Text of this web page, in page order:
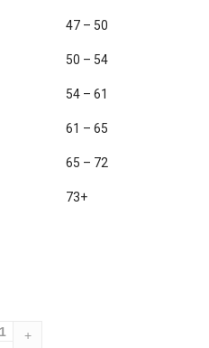
47 – 50
50 – 54
54 – 61
61 – 65
65 – 72
73+